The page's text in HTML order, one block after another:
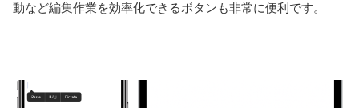
動など編集作業を効率化できるボタンも非常に便利です。